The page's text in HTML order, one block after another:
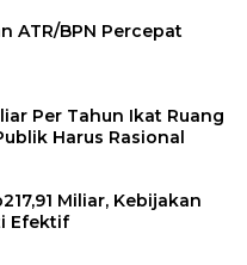
ATR/BPN Percepat
Per Tahun Ikat Ruang
Harus Rasional
Miliar, Kebijakan
Efektif